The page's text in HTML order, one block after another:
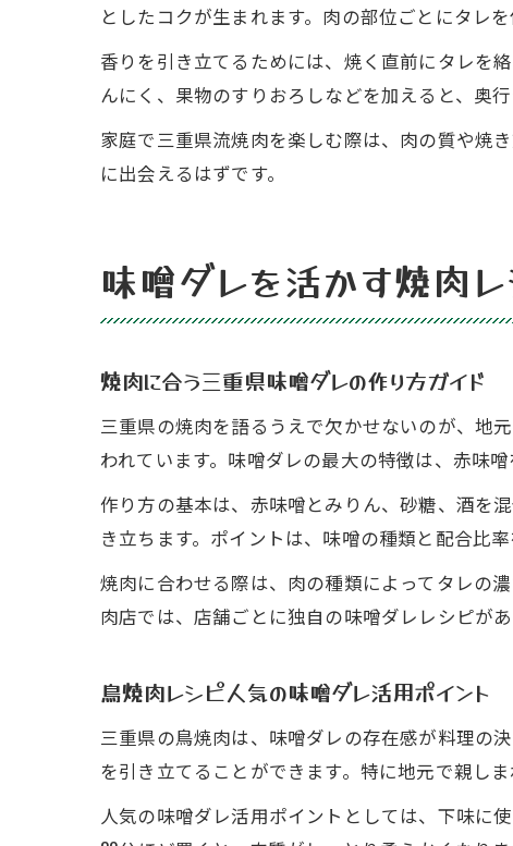
としたコクが生まれます。肉の部位ごとにタレ
香りを引き立てるためには、焼く直前にタレを
んにく、果物のすりおろしなどを加えると、奥
家庭で三重県流焼肉を楽しむ際は、肉の質や焼
に出会えるはずです。
味噌ダレを活かす焼肉
焼肉に合う三重県味噌ダレの作り方ガイド
三重県の焼肉を語るうえで欠かせないのが、地
われています。味噌ダレの最大の特徴は、赤味
作り方の基本は、赤味噌とみりん、砂糖、酒を
き立ちます。ポイントは、味噌の種類と配合比
焼肉に合わせる際は、肉の種類によってタレの
肉店では、店舗ごとに独自の味噌ダレレシピが
鳥焼肉レシピ人気の味噌ダレ活用ポイント
三重県の鳥焼肉は、味噌ダレの存在感が料理の
を引き立てることができます。特に地元で親し
人気の味噌ダレ活用ポイントとしては、下味に